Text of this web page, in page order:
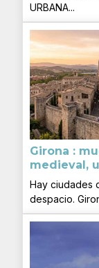
URBANA...
Girona :
medieval,
Hay ciudades
despacio.